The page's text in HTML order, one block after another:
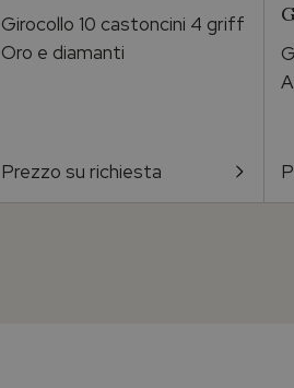
Girocollo 10 castoncini 4 griff
Oro e diamanti
Prezzo su richiesta